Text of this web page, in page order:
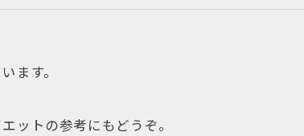
ます。
ットの参考にもどうぞ。